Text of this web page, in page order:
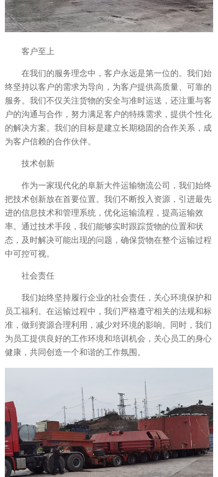
客户至上
在我们的服务理念中，客户永远是第一位的。我们始
终坚持以客户的需求为导向，为客户提供高质量、可靠的
服务。我们不仅关注货物的安全与准时运送，还注重与客
户的沟通与合作，努力满足客户的特殊需求，提供个性化
的解决方案。我们的目标是建立长期稳固的合作关系，成
为客户信赖的合作伙伴。
技术创新
作为一家现代化的阜新大件运输物流公司，我们始终
把技术创新放在首要位置。我们不断投入资源，引进最先
进的信息技术和管理系统，优化运输流程，提高运输效
率。通过技术手段，我们能够实时跟踪货物的位置和状
态，及时解决可能出现的问题，确保货物在整个运输过程
中可控可视。
社会责任
我们始终坚持履行企业的社会责任，关心环境保护和
员工福利。在运输过程中，我们严格遵守相关的法规和标
准，做到资源合理利用，减少对环境的影响。同时，我们
为员工提供良好的工作环境和培训机会，关心员工的身心
健康，共同创造一个和谐的工作氛围。